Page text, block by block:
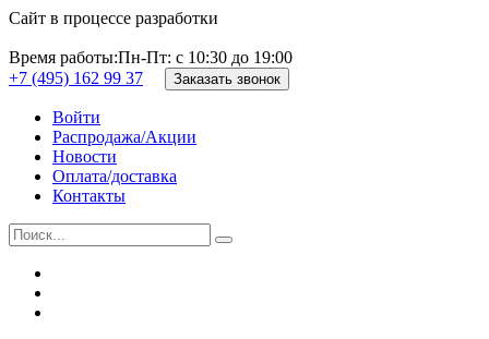
Сайт в процессе разработки
Время работы:Пн-Пт: с 10:30 до 19:00
+7 (495) 162 99 37
Заказать звонок
Войти
Распродажа/Акции
Новости
Оплата/доставка
Контакты